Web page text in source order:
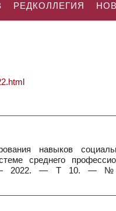
РЕДКОЛЛЕГИЯ
навыков
среднего
— 2022. — Т 10. —